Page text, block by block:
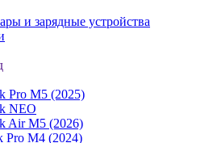
и зарядные устройства
Pro M5 (2025)
NEO
Air M5 (2026)
Pro M4 (2024)